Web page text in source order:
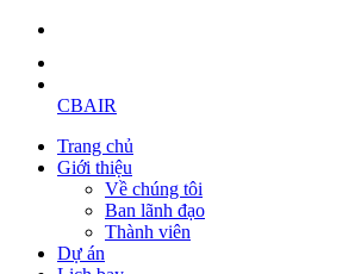
CBAIR
Trang chủ
Giới thiệu
Về chúng tôi
Ban lãnh đạo
Thành viên
Dự án